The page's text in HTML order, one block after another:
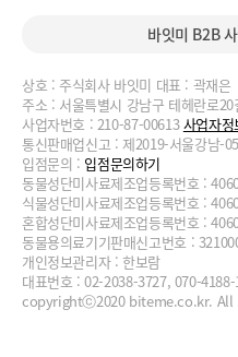
바잇미 B2B
상호 : 주식회사 바잇미 대표 : 곽재은
주소 : 서울특별시 강남구 테헤란로
사업자번호 : 210-87-00613사업자정
통신판매업신고 : 제2019-서울강남-
입점문의 : 입점문의하기
동물성단미사료제조업등록번호 :
식물성단미사료제조업등록번호 :
혼합성단미사료제조업등록번호 :
동물용의료기기판매신고번호 :
개인정보관리자 : 한보람
대표번호 : 02-2038-3727, 070-
copyrightⓒ2020 biteme.co.kr. All